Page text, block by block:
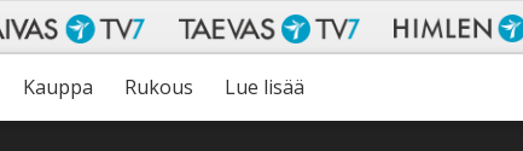
Kauppa Rukous Lue lisää